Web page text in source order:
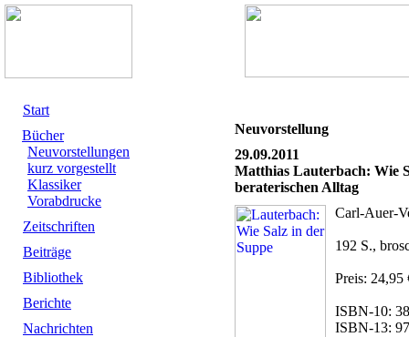
Start
Bücher
Neuvorstellungen
kurz vorgestellt
Klassiker
Vorabdrucke
Zeitschriften
Beiträge
Bibliothek
Berichte
Nachrichten
Neuvorstellung
29.09.2011
Matthias Lauterbach: Wie
beraterischen Alltag
Carl-Auer-
192 S.,
Preis: 24,95
ISBN-10:
ISBN-13: